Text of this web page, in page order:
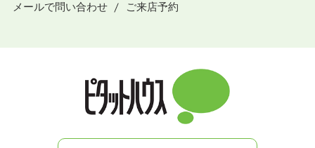
メールで問い合わせ
ご来店予約